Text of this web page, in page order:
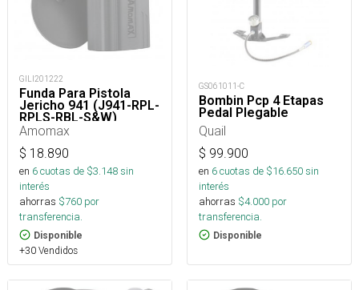
GILI201222
Funda Para Pistola
Jericho 941 (J941-RPL-
RPLS-RBL-S&W)
Amomax
$ 18.890
en 6cuotas de $3.148sin
interés
ahorras $760 por
transferencia.
Disponible
+30 Vendidos
GS061011-C
Bombin Pcp 4 Etapas
Pedal Plegable
Quail
$ 99.900
en 6cuotas de $16.650sin
interés
ahorras $4.000 por
transferencia.
Disponible